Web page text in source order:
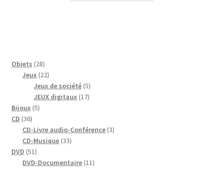
Objets 2828
produits
Jeux 2222
produits
Jeux de société 55
produits
JEUX digitaux 1717
Bijoux 55
CD 3636
produits
CD-Livre audio-Conférence 33
CD-Musique 3333
DVD 5151
produits
DVD-Documentaire 1111